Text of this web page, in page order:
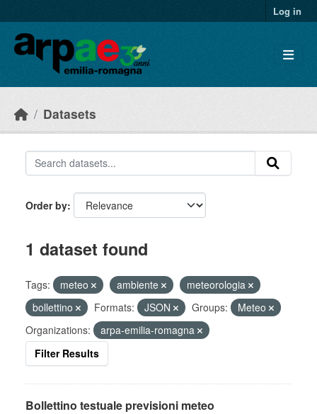
Log in
Datasets
Order by
1 dataset found
Tags: meteo ambiente
meteorologia
bollettino
Formats: JSON Groups:
Meteo
Organizations:
arpa-emilia-romagna
Filter Results
Bollettino testuale previsioni meteo